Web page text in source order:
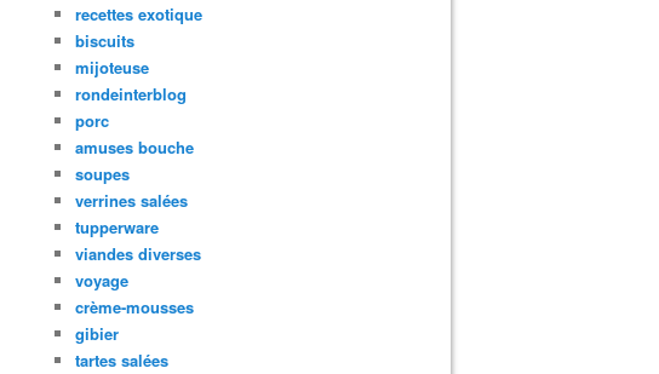
recettes exotique
biscuits
mijoteuse
rondeinterblog
porc
amuses bouche
soupes
verrines salées
tupperware
viandes diverses
voyage
crème-mousses
gibier
tartes salées